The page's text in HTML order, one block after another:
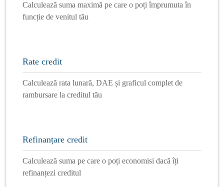
Calculează suma maximă pe care o poți împrumuta în
funcție de venitul tău
Rate credit
Calculează rata lunară, DAE și graficul complet de
rambursare la creditul tău
Refinanțare credit
Calculează suma pe care o poți economisi dacă îți
refinanțezi creditul